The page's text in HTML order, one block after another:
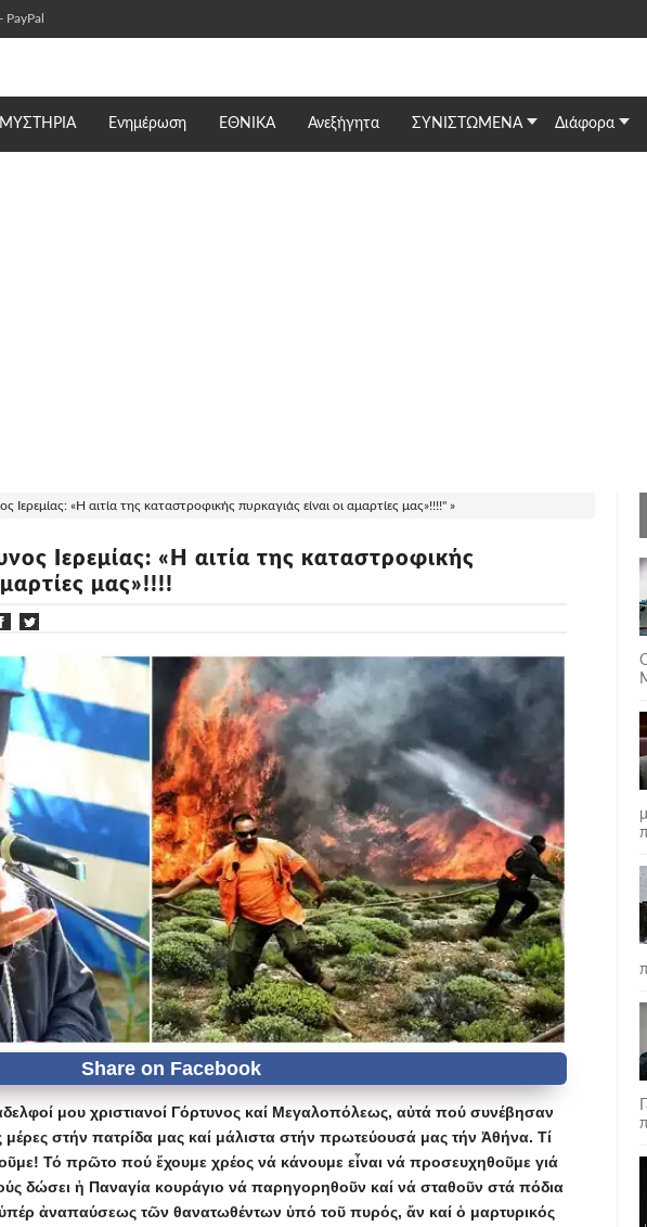
Ενημέρωση ΕΘΝΙΚΆ Ανεξήγητα ΣΥΝΙΣΤΩΜΕΝΑ Διάφορα
Ιερεμίας: «Η αιτία της καταστροφικής πυρκαγιάς είναι οι αμαρτίες μας»!!!!" »
Ιερεμίας: «Η αιτία της καταστροφικής
μας»!!!!
μου χριστιανοί Γόρτυνος καί Μεγαλοπόλεως, αὐτά πού συνέβησαν
μέρες στήν πατρίδα μας καί μάλιστα στήν πρωτεύουσά μας τήν Ἀθήνα. Τί
Τό πρῶτο πού ἔχουμε χρέος νά κάνουμε εἶναι νά προσευχηθοῦμε γιά
δώσει ἡ Παναγία κουράγιο νά παρηγορηθοῦν καί νά σταθοῦν στά πόδια
ὑπέρ ἀναπαύσεως τῶν θανατωθέντων ὑπό τοῦ πυρός, ἄν καί ὁ μαρτυρικός